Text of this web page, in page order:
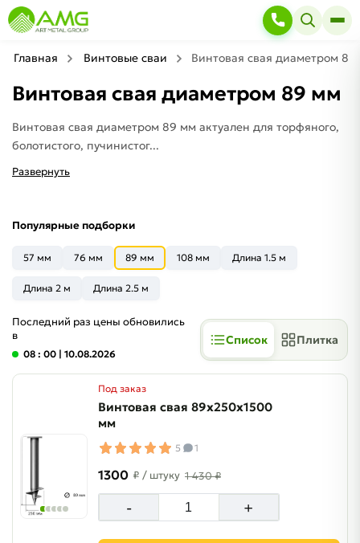
Главная Винтовые сваи Винтовая свая диаметром
Винтовая свая диаметром 89 мм
Винтовая свая диаметром 89 мм актуален для торфяного,
болотистого, пучинистог...
Развернуть
Популярные подборки
57 мм 76 мм 89 мм 108 мм Длина 1.5 м
Длина 2 м Длина 2.5 м
Последний раз цены обновились
в
08 : 00 | 10.08.2026
Список Плитка
Под заказ
Винтовая свая 89х250х1500
мм
5 1
1300 ₽ / штуку 1 430 ₽
- +